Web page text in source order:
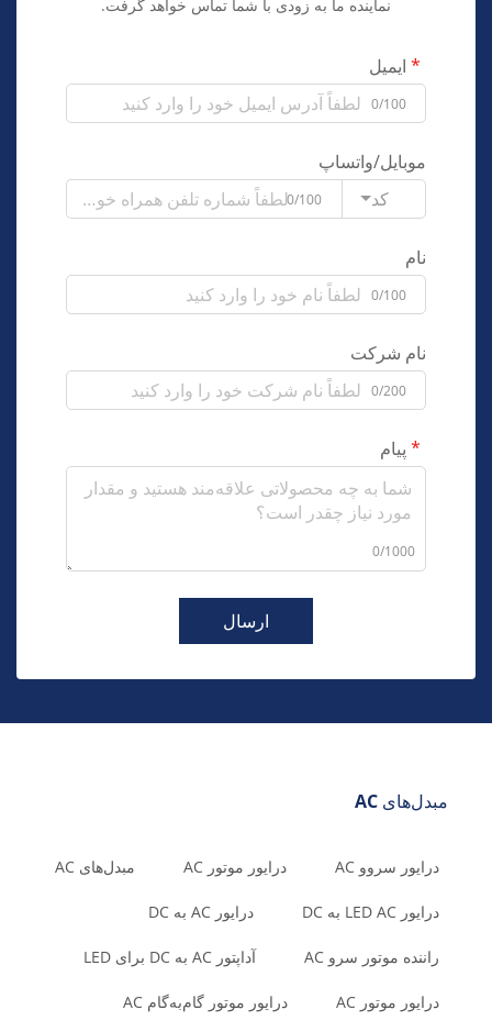
نماینده ما به زودی با شما تماس خواهد گرفت.
ایمیل
0/100
موبایل/واتساپ
کد
0/100
نام
0/100
نام شرکت
0/200
پیام
0/1000
ارسال
مبدل‌های AC
درایور سروو AC درایور موتور AC مبدل‌های AC
درایور LED AC به DC درایور AC به DC
راننده موتور سرو AC آداپتور AC به DC برای LED
درایور موتور AC درایور موتور گام‌به‌گام AC